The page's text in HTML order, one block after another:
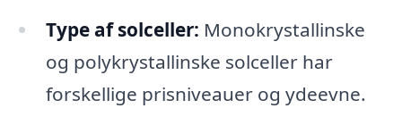
Type af solceller: Monokrystallinske
og polykrystallinske solceller har
forskellige prisniveauer og ydeevne.